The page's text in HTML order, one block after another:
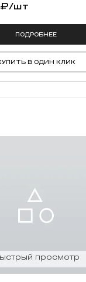
₽/шт
ПОДРОБНЕЕ
В ОДИН КЛИК